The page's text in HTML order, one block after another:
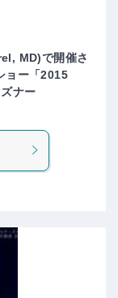
MD)で開催さ
ョー「2015
ナー